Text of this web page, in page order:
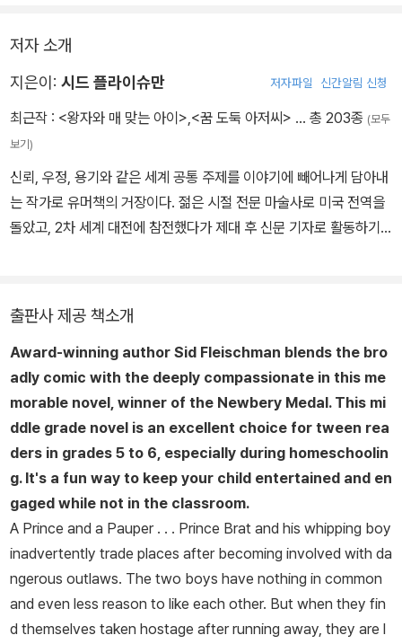
저자 소개
지은이: 시드 플라이슈만 저자파일 신간알림 신청
최근작 : <왕자와 매 맞는 아이>,<꿈 도둑 아저씨> … 총 203종 (모두
보기)
신뢰, 우정, 용기와 같은 세계 공통 주제를 이야기에 빼어나게 담아내
는 작가로 유머책의 거장이다. 젊은 시절 전문 마술사로 미국 전역을
돌았고, 2차 세계 대전에 참전했다가 제대 후 신문 기자로 활동하기
을 만큼 농담, 유머를 작품 속에 훌륭히 녹여 냈고, 많은 평론가들이
플라이슈만의 익살맞은 유머를 좋아했다. 《거짓 산》으로 1979년 보
스턴 글로브 혼북상을, 1987년 《왕자와 매 맞는 아이》로 뉴베리상을
받았다. 2010년 90세로 세상을 떠날 때까지 어린이책 60여 작품을
남겼다.
출판사 제공 책소개
Award-winning author Sid Fleischman blends the bro
adly comic with the deeply compassionate in this me
morable novel, winner of the Newbery Medal. This mi
ddle grade novel is an excellent choice for tween rea
ders in grades 5 to 6, especially during homeschoolin
g. It's a fun way to keep your child entertained and en
gaged while not in the classroom.
A Prince and a Pauper . . . Prince Brat and his whipping boy
inadvertently trade places after becoming involved with da
ngerous outlaws. The two boys have nothing in common
and even less reason to like each other. But when they fin
d themselves taken hostage after running away, they are l